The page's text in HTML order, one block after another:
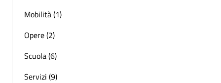
Mobilità (1)
Opere (2)
Scuola (6)
Servizi (9)